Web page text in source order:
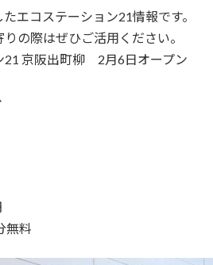
新
日
時
:
エコステーション21情報です。
の際はぜひご活用ください。
21 京阪出町柳 2月6日オープン
無料